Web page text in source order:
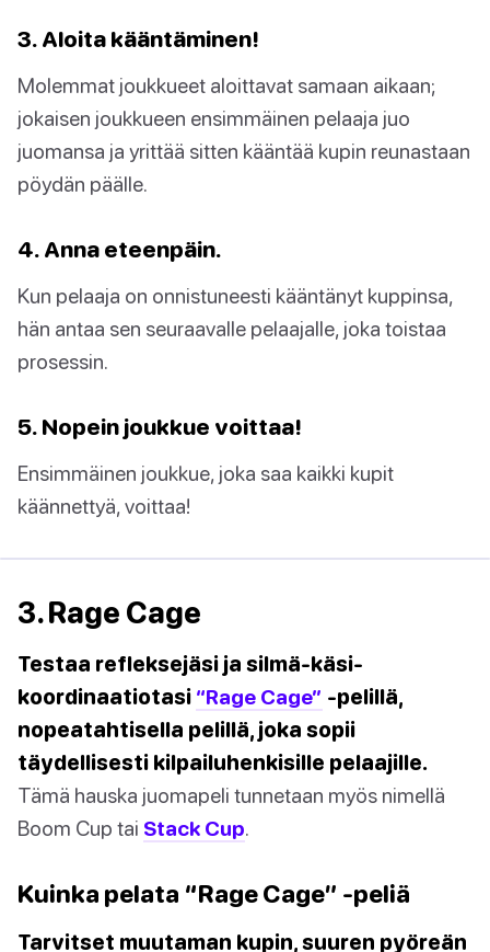
3. Aloita kääntäminen!
Molemmat joukkueet aloittavat samaan aikaan;
jokaisen joukkueen ensimmäinen pelaaja juo
juomansa ja yrittää sitten kääntää kupin reunastaan
pöydän päälle.
4. Anna eteenpäin.
Kun pelaaja on onnistuneesti kääntänyt kuppinsa,
hän antaa sen seuraavalle pelaajalle, joka toistaa
prosessin.
5. Nopein joukkue voittaa!
Ensimmäinen joukkue, joka saa kaikki kupit
käännettyä, voittaa!
3. Rage Cage
Testaa refleksejäsi ja silmä-käsi-
koordinaatiotasi “Rage Cage” -pelillä,
nopeatahtisella pelillä, joka sopii
täydellisesti kilpailuhenkisille pelaajille.
Tämä hauska juomapeli tunnetaan myös nimellä
Boom Cup tai Stack Cup.
Kuinka pelata “Rage Cage” -peliä
Tarvitset muutaman kupin, suuren pyöreän